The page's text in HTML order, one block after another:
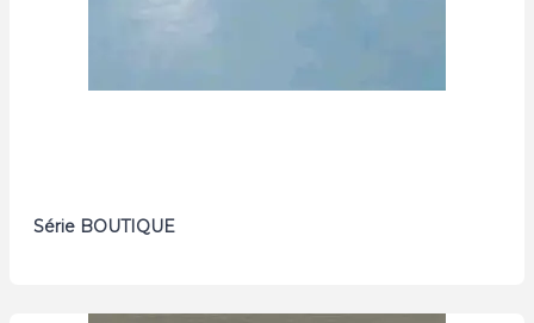
Série BOUTIQUE